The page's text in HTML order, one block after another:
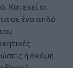
Και εκεί οι
σε ένα απλό
ή ακόμη